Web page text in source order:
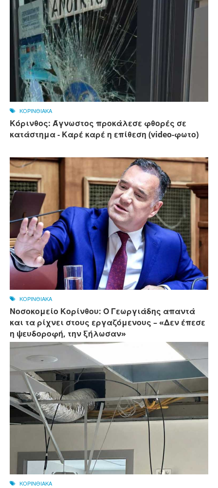
ΚΟΡΙΝΘΙΑΚΑ
Κόρινθος: Άγνωστος προκάλεσε φθορές σε
κατάστημα - Καρέ καρέ η επίθεση (video-φωτο)
ΚΟΡΙΝΘΙΑΚΑ
Νοσοκομείο Κορίνθου: Ο Γεωργιάδης απαντά
και τα ρίχνει στους εργαζόμενους – «Δεν έπεσε
η ψευδοροφή, την ξήλωσαν»
ΚΟΡΙΝΘΙΑΚΑ